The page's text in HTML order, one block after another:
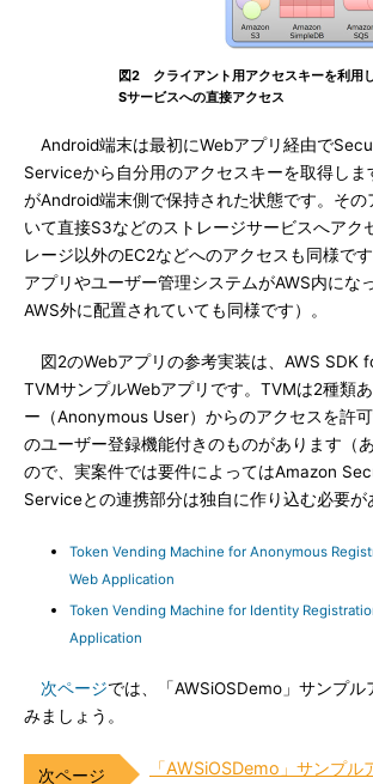
図2 クライアント用アクセスキーを利用
Sサービスへの直接アクセス
Android端末は最初にWebアプリ経由で
Serviceから自分用のアクセスキーを取得しま
がAndroid端末側で保持された状態です。その
いて直接S3などのストレージサービスへアク
レージ以外のEC2などへのアクセスも同様で
アプリやユーザー管理システムがAWS内にな
AWS外に配置されていても同様です）。
図2のWebアプリの参考実装は、AWS SDK
TVMサンプルWebアプリです。TVMは2種類
ー（Anonymous User）からのアクセスを許
のユーザー登録機能付きのものがあります（
ので、実案件では要件によってはAmazon
Serviceとの連携部分は独自に作り込む必要が
Token Vending Machine for Anonymous
Web Application
Token Vending Machine for Identity
Application
次ページでは、「AWSiOSDemo」サンプル
みましょう。
「AWSiOSDemo」サンプル